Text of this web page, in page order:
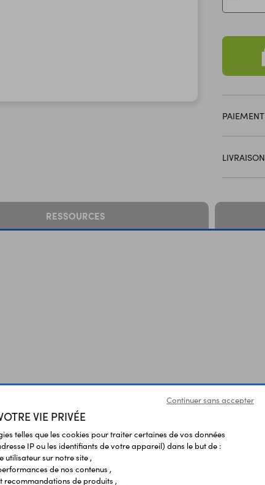
PAIEMENT
LIVRAISON
RESSOURCES
déja consulté
Continuer sans accepter
VIE PRIVÉE
telles que les cookies pour traiter certaines de vos données
IP ou les identifiants de votre appareil) dans le but de :
utilisateur sur notre site ,
de nos contenus ,
recommandations de produits ,